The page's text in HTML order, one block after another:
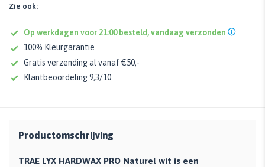
Zie ook:
Op werkdagen voor 21:00 besteld, vandaag verzonden
100% Kleurgarantie
Gratis verzending al vanaf €50,-
Klantbeoordeling 9,3/10
Productomschrijving
TRAE LYX HARDWAX PRO Naturel wit is een